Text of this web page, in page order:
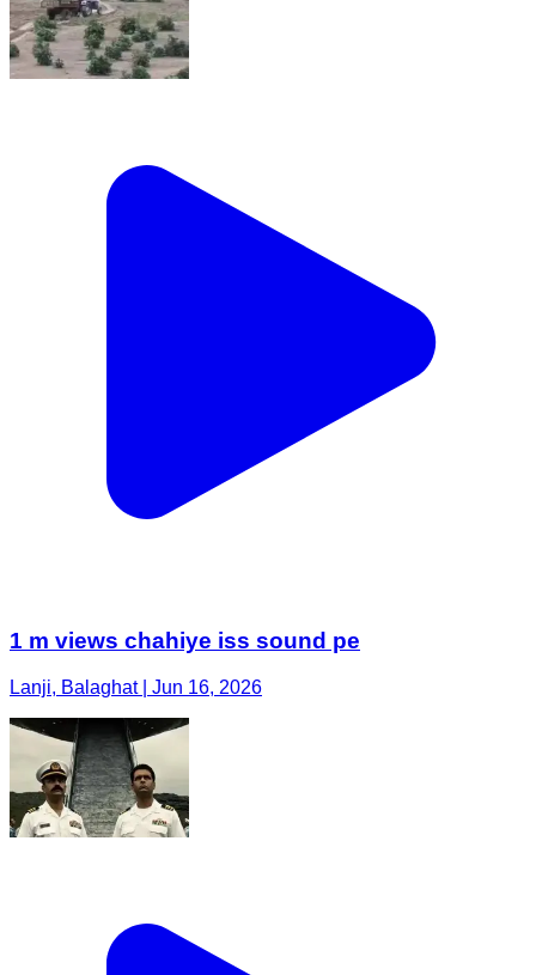
1 m views chahiye iss sound pe
Lanji, Balaghat | Jun 16, 2026